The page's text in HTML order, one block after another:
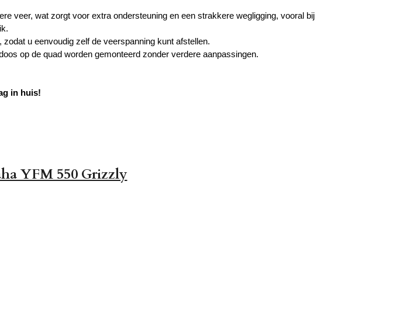
veer, wat zorgt voor extra ondersteuning en een strakkere wegligging, vooral bij
u eenvoudig zelf de veerspanning kunt afstellen.
op de quad worden gemonteerd zonder verdere aanpassingen.
in huis!
YFM 550 Grizzly